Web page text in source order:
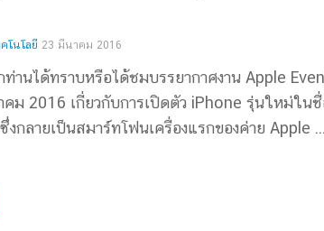
คโนโลยี 23 มีนาคม 2016
ท่านได้ทราบหรือได้ชมบรรยากาศงาน Apple
ม 2016 เกี่ยวกับการเปิดตัว iPhone รุ่นใหม่ใน
งกลายเป็นสมาร์ทโฟนเครื่องแรกของค่าย Apple